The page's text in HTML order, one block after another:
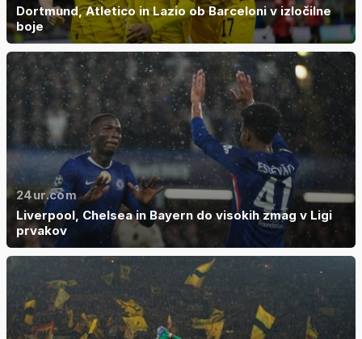
Dortmund, Atletico in Lazio ob Barceloni v izločilne
boje
24ur.com
Liverpool, Chelsea in Bayern do visokih zmag v Ligi
prvakov